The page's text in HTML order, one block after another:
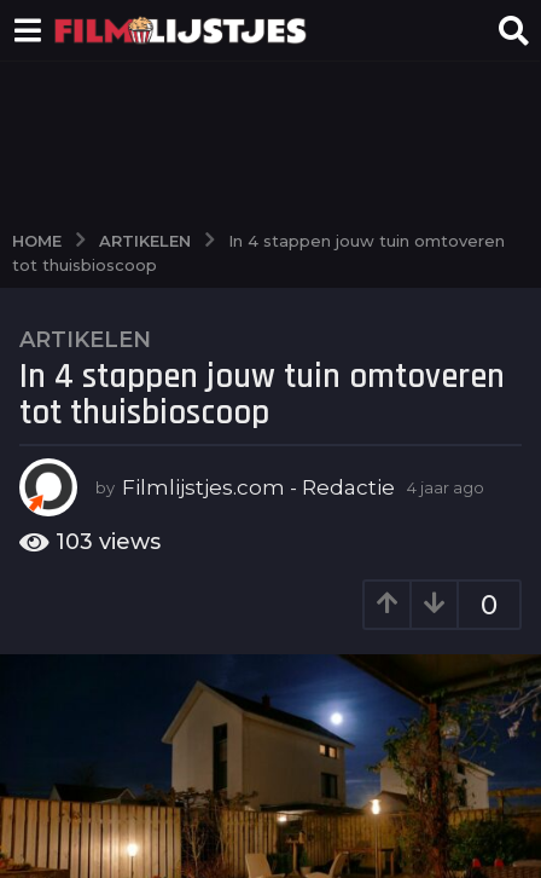
HOME ARTIKELEN
In 4 stappen jouw tuin omtoveren
tot thuisbioscoop
4
j
a
a
a
g
o
a
ARTIKELEN
In 4 stappen jouw tuin omtoveren
tot thuisbioscoop
by Filmlijstjes.com - Redactie 4 jaar ago
a
103 views
0